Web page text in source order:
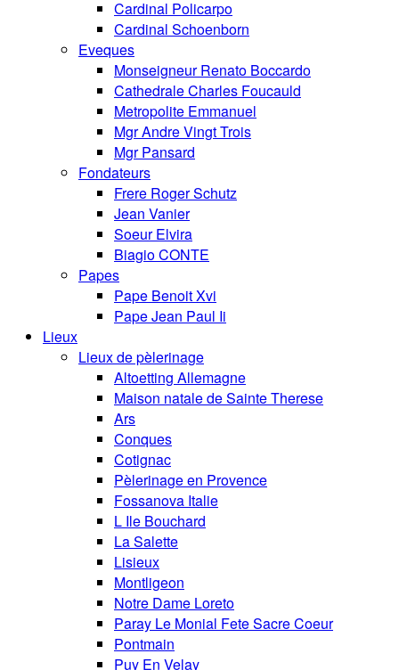
Cardinal Policarpo
Cardinal Schoenborn
Eveques
Monseigneur Renato Boccardo
Cathedrale Charles Foucauld
Metropolite Emmanuel
Mgr Andre Vingt Trois
Mgr Pansard
Fondateurs
Frere Roger Schutz
Jean Vanier
Soeur Elvira
Biagio CONTE
Papes
Pape Benoit Xvi
Pape Jean Paul Ii
Lieux
Lieux de pèlerinage
Altoetting Allemagne
Maison natale de Sainte Therese
Ars
Conques
Cotignac
Pèlerinage en Provence
Fossanova Italie
L Ile Bouchard
La Salette
Lisieux
Montligeon
Notre Dame Loreto
Paray Le Monial Fete Sacre Coeur
Pontmain
Puy En Velay